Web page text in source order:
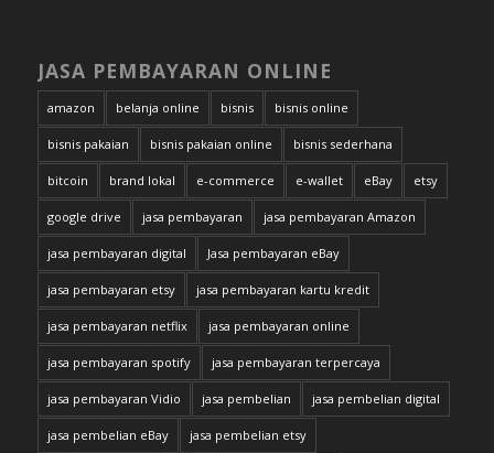
JASA PEMBAYARAN ONLINE
amazon belanja online bisnis bisnis online
bisnis pakaian bisnis pakaian online bisnis sederhana
bitcoin brand lokal e-commerce e-wallet eBay etsy
google drive jasa pembayaran jasa pembayaran Amazon
jasa pembayaran digital Jasa pembayaran eBay
jasa pembayaran etsy jasa pembayaran kartu kredit
jasa pembayaran netflix jasa pembayaran online
jasa pembayaran spotify jasa pembayaran terpercaya
jasa pembayaran Vidio jasa pembelian jasa pembelian digital
jasa pembelian eBay jasa pembelian etsy